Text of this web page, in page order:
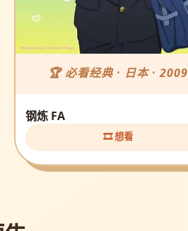
🏆 必看经典 · 日本 · 2009
钢炼 FA
🎞️ 想看